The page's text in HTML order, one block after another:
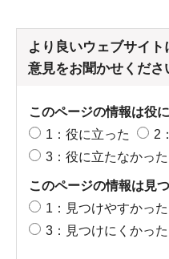
より良いウェブサイ
意見をお聞かせくださ
このページの情報は役
1：役に立った
2
3：役に立たなかった
このページの情報は見
1：見つけやすかった
3：見つけにくかった